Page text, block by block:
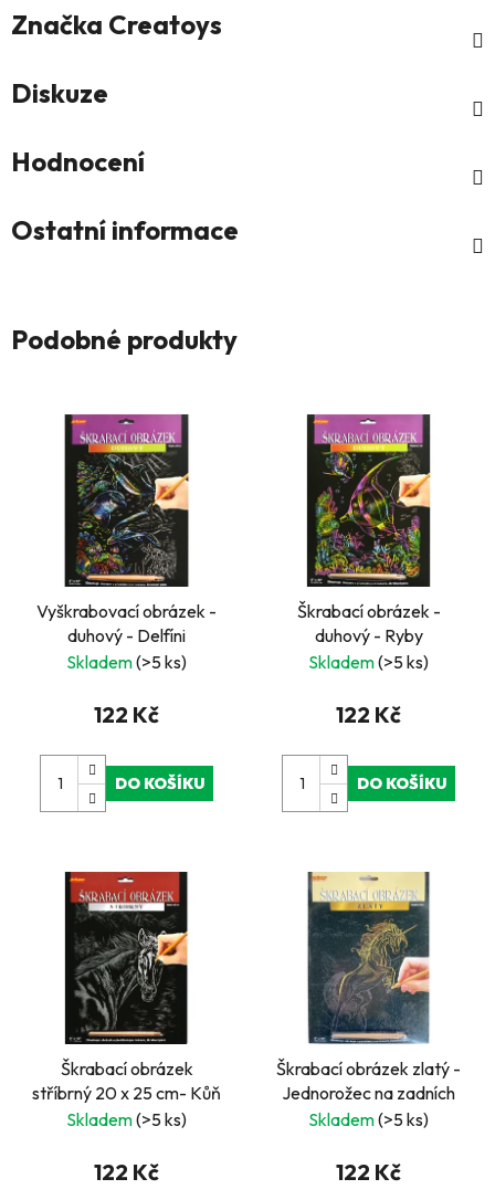
Značka Creatoys
Diskuze
Hodnocení
Ostatní informace
Podobné produkty
Vyškrabovací obrázek -
duhový - Delfíni
Skladem(>5 ks)
122 Kč
DO KOŠÍKU
Škrabací obrázek -
duhový - Ryby
Skladem(>5 ks)
122 Kč
DO KOŠÍKU
Škrabací obrázek
stříbrný 20 x 25 cm- Kůň
Skladem(>5 ks)
122 Kč
Škrabací obrázek zlatý -
Jednorožec na zadních
Skladem(>5 ks)
122 Kč